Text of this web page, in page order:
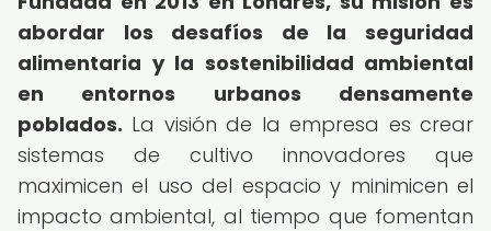
abordar los desafíos de la seguridad
alimentaria y la sostenibilidad ambiental
en entornos urbanos densamente
poblados. La visión de la empresa es crear
sistemas de cultivo innovadores que
maximicen el uso del espacio y minimicen el
impacto ambiental, al tiempo que fomentan